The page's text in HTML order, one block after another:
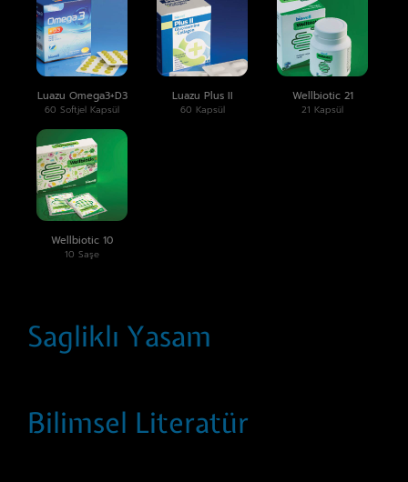
Luazu Omega3+D3
60 Softjel Kapsül
Luazu Plus II
60 Kapsül
Wellbiotic 21
21 Kapsül
Wellbiotic 10
10 Saşe
Sagliklı Yasam
Bilimsel Literatür